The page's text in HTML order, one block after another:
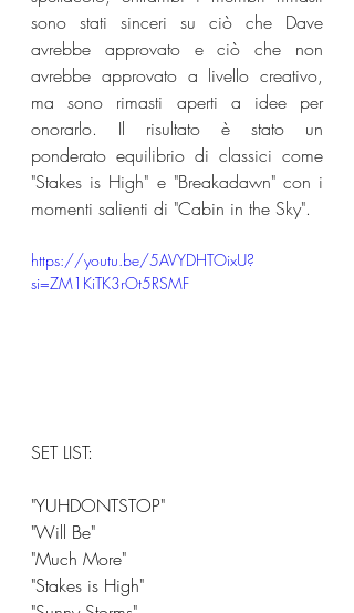
sono stati sinceri su ciò che Dave
avrebbe approvato e ciò che non
avrebbe approvato a livello creativo,
ma sono rimasti aperti a idee per
onorarlo. Il risultato è stato un
ponderato equilibrio di classici come
"Stakes is High" e "Breakadawn" con i
momenti salienti di "Cabin in the Sky".
https://youtu.be/5AVYDHTOixU?
si=ZM1KiTK3rOt5RSMF
SET LIST:
"YUHDONTSTOP"
"Will Be"
"Much More"
"Stakes is High"